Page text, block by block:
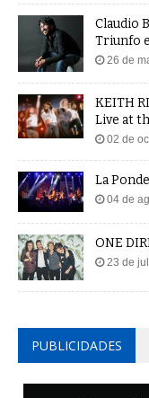
Claudio
Triunfo
26 de
KEITH
Live at
02 de
La
04 de
ONE
23 de
PUBLICIDADES